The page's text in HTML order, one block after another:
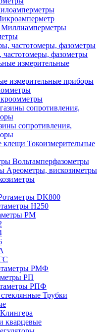
Миллиамперметры
фазометры
измерительные приборы
сопротивления,
Токоизмерительные
Вольтамперфазометры
Ареометры, вискозиметры
DK800
H250
РМ
РМФ
РП
РПФ
Трубки
кварцевые